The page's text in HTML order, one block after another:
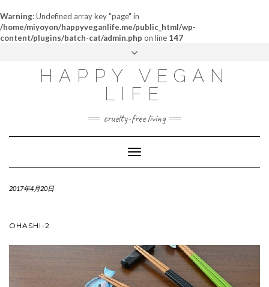
Warning: Undefined array key "page" in
/home/miyoyon/happyveganlife.me/public_html/wp-
content/plugins/batch-cat/admin.php on line 147
ABOUT
MY STORY
CONTACT
HAPPY VEGAN
LIFE
cruelty-free living
Toggle
Navigation
2017年4月20日
OHASHI-2